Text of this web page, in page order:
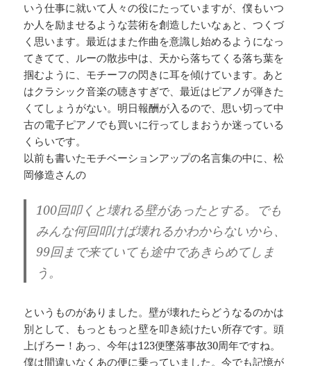
いう仕事に就いて人々の役にたっていますが、僕もいつ
か人を励ませるような芸術を創造したいなぁと、つくづ
く思います。最近はまた作曲を意識し始めるようになっ
てきてて、ルーの散歩中は、天から落ちてくる落ち葉を
掴むように、モチーフの閃きに耳を傾けています。あと
はクラシック音楽の聴きすぎで、最近はピアノが弾きた
くてしょうがない。明日報酬が入るので、思い切って中
古の電子ピアノでも買いに行ってしまおうか迷っている
くらいです。
以前も書いたモチベーションアップの名言集の中に、松
岡修造さんの
100回叩くと壊れる壁があったとする。でも
みんな何回叩けば壊れるかわからないから、
99回まで来ていても途中であきらめてしま
う。
というものがありました。壁が壊れたらどうなるのかは
別として、もっともっと壁を叩き続けたい所存です。頭
上げろー！あっ、今年は123便墜落事故30周年ですね。
僕は間違いなくあの便に乗っていました。今でも記憶が